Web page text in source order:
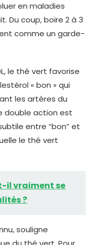
en maladies
Du coup, boire 2 à 3
comme un garde-
le thé vert favorise
« bon » qui
les artères du
double action est
entre “bon” et
le thé vert
il vraiment se
?
souligne